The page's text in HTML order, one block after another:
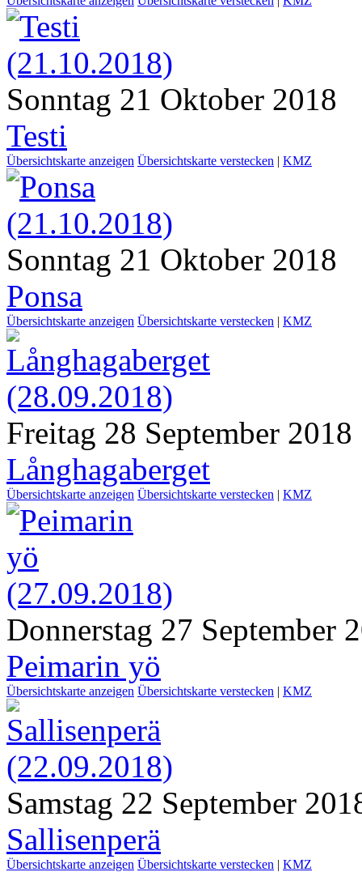
Sonntag 21 Oktober 2018
Testi
Übersichtskarte anzeigen Übersichtskarte verstecken | KMZ
Sonntag 21 Oktober 2018
Ponsa
Übersichtskarte anzeigen Übersichtskarte verstecken | KMZ
Freitag 28 September 2018
Långhagaberget
Übersichtskarte anzeigen Übersichtskarte verstecken | KMZ
Donnerstag 27 September
Peimarin yö
Übersichtskarte anzeigen Übersichtskarte verstecken | KMZ
Samstag 22 September
Sallisenperä
Übersichtskarte anzeigen Übersichtskarte verstecken | KMZ